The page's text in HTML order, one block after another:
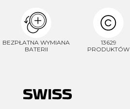
BEZPŁATNA WYMIANA
BATERII
13629
PRODUKTÓW